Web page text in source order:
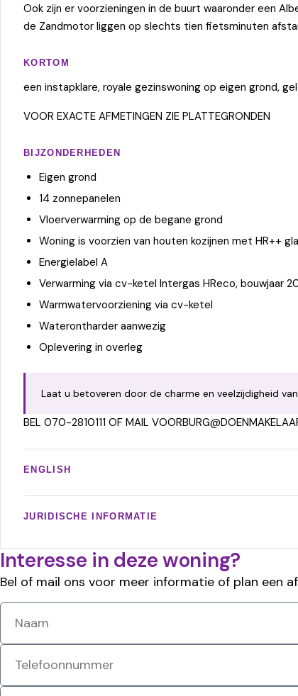
Ook zijn er voorzieningen in de buurt waaronder een
de Zandmotor liggen op slechts tien fietsminuten
KORTOM
een instapklare, royale gezinswoning op eigen grond,
VOOR EXACTE AFMETINGEN ZIE PLATTEGRONDEN
BIJZONDERHEDEN
Eigen grond
14 zonnepanelen
Vloerverwarming op de begane grond
Woning is voorzien van houten kozijnen met HR++
Energielabel A
Verwarming via cv-ketel Intergas HReco, bouwjaar
Warmwatervoorziening via cv-ketel
Waterontharder aanwezig
Oplevering in overleg
Laat u betoveren door de charme en veelzijdigheid
BEL 070-2810111 OF MAIL
ENGLISH
JURIDISCHE INFORMATIE
Interesse in deze woning?
Bel of mail ons voor meer informatie of plan een